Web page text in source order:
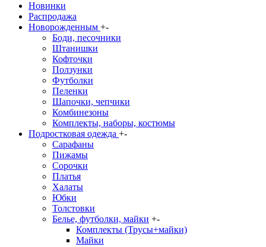
Новинки
Распродажа
Новорожденным +-
Боди, песочники
Штанишки
Кофточки
Ползунки
Футболки
Пеленки
Шапочки, чепчики
Комбинезоны
Комплекты, наборы, костюмы
Подростковая одежда +-
Сарафаны
Пижамы
Сорочки
Платья
Халаты
Юбки
Толстовки
Белье, футболки, майки +-
Комплекты (Трусы+майки)
Майки